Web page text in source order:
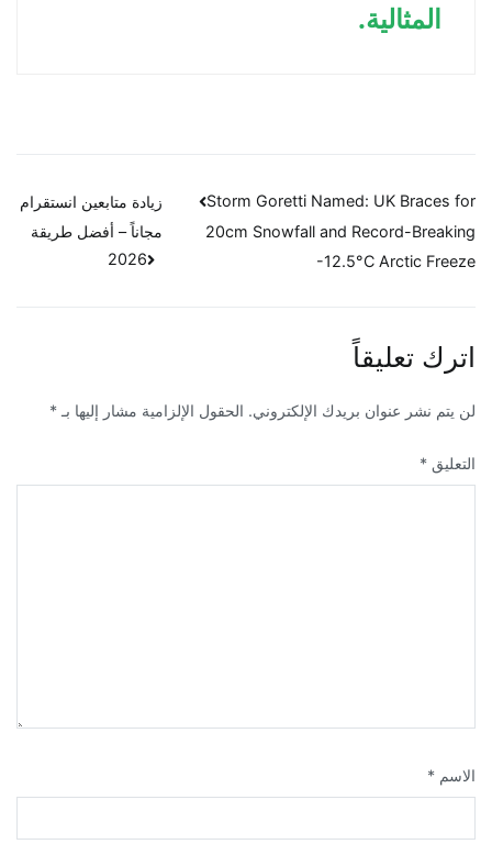
المثالية.
تصفّح
المقالات
Storm Goretti Named: UK Braces for
20cm Snowfall and Record-Breaking
-12.5°C Arctic Freeze
زيادة متابعين انستقرام
مجاناً – أفضل طريقة
2026
اترك تعليقاً
لن يتم نشر عنوان بريدك الإلكتروني. الحقول الإلزامية مشار إليها بـ *
التعليق *
الاسم *